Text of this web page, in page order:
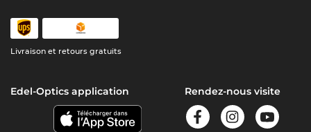
Livraison et retours gratuits
Edel-Optics application Rendez-nous visite